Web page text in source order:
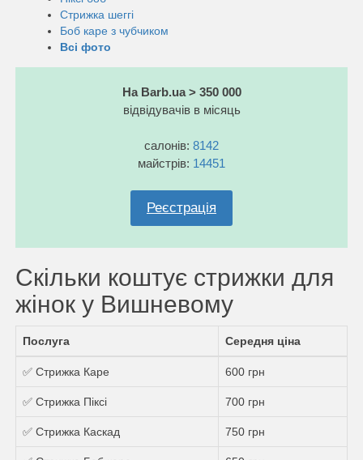
Стрижка шеггі
Боб каре з чубчиком
Всі фото
На Barb.ua > 350 000
відвідувачів в місяць
салонів: 8142
майстрів: 14451
Реєстрація
Скільки коштує стрижки для
жінок у Вишневому
Послуга Середня ціна
✅ Стрижка Каре 600 грн
✅ Стрижка Пiксi 700 грн
✅ Стрижка Каскад 750 грн